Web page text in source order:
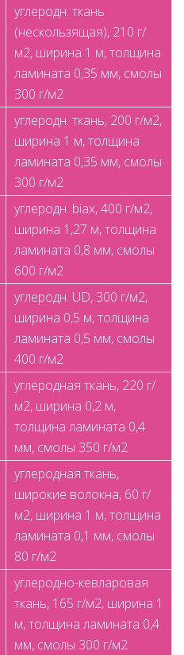
углеродн. ткань
(нескользящая), 210 г/
м2, ширина 1 м, толщина
ламината 0,35 мм, смолы
300 г/м2
углеродн. ткань, 200 г/м2,
ширина 1 м, толщина
ламината 0,35 мм, смолы
300 г/м2
углеродн. biax, 400 г/м2,
ширина 1,27 м, толщина
ламината 0,8 мм, смолы
600 г/м2
углеродн. UD, 300 г/м2,
ширина 0,5 м, толщина
ламината 0,5 мм, смолы
400 г/м2
углеродная ткань, 220 г/
м2, ширина 0,2 м,
толщина ламината 0,4
мм, смолы 350 г/м2
углеродная ткань,
широкие волокна, 60 г/
м2, ширина 1 м, толщина
ламината 0,1 мм, смолы
80 г/м2
углеродно-кевларовая
ткань, 165 г/м2, ширина 1
м, толщина ламината 0,4
мм, смолы 300 г/м2